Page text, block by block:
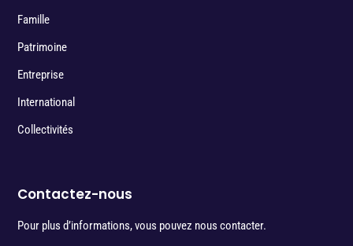
Famille
Patrimoine
Entreprise
International
Collectivités
Contactez-nous
Pour plus d’informations, vous pouvez nous contacter.